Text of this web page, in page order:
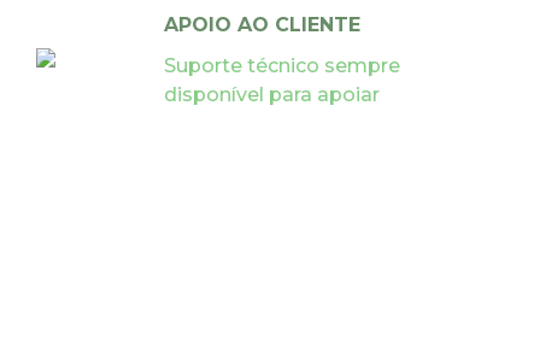
APOIO AO CLIENTE
Suporte técnico sempre
disponível para apoiar